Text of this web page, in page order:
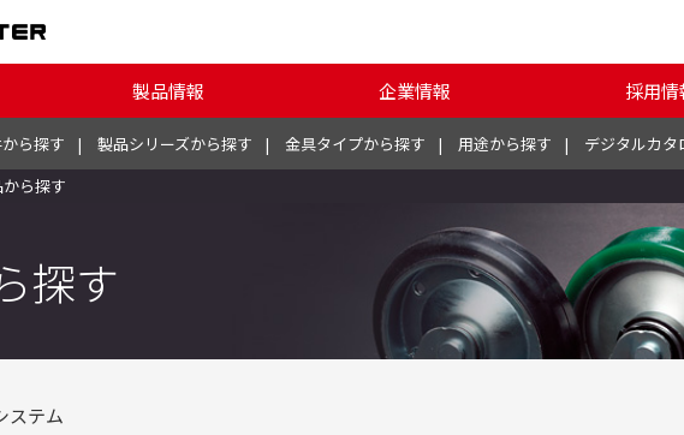
製品情報 企業情報 採用情
ら探す 製品シリーズから探す 金具タイプから探す 用途から探す
デジタルカタ
ら探す
探す
ステム